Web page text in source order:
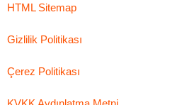
HTML Sitemap
Gizlilik Politikası
Çerez Politikası